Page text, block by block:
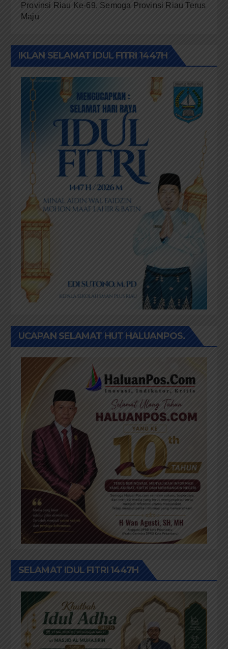
Provinsi Riau Ke-69, Semoga Provinsi Riau Terus
Maju
IKLAN SELAMAT IDUL FITRI 1447H
UCAPAN SELAMAT HUT HALUANPOS.
SELAMAT IDUL FITRI 1447H